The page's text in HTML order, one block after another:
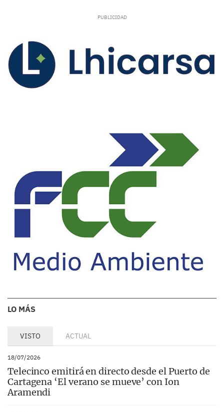
LO MÁS
VISTO ACTUAL
18/07/2026
Telecinco emitirá en directo desde el Puerto de
Cartagena ‘El verano se mueve’ con Ion
Aramendi